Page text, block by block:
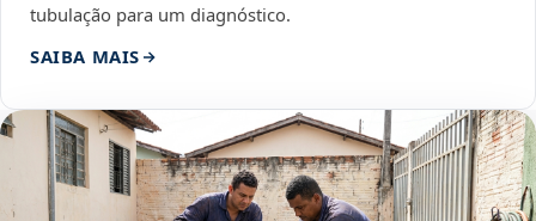
tubulação para um diagnóstico.
SAIBA MAIS